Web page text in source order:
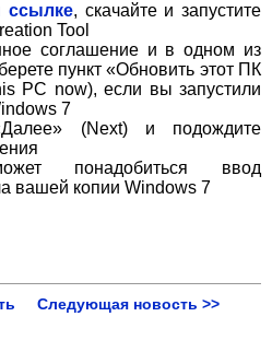
ссылке, скачайте и запустите
Tool
соглашение и в одном из
пункт «Обновить этот ПК
PC now), если вы запустили
7
(Next) и подождите
понадобиться ввод
вашей копии Windows 7
Следующая новость >>